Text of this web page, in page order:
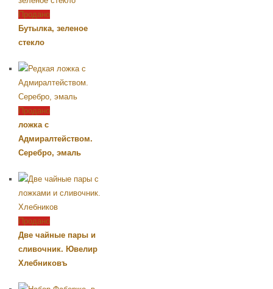
Продано
Бутылка, зеленое
стекло
Продано
ложка с
Адмиралтейством.
Серебро, эмаль
Продано
Две чайные пары и
сливочник. Ювелир
Хлебниковъ